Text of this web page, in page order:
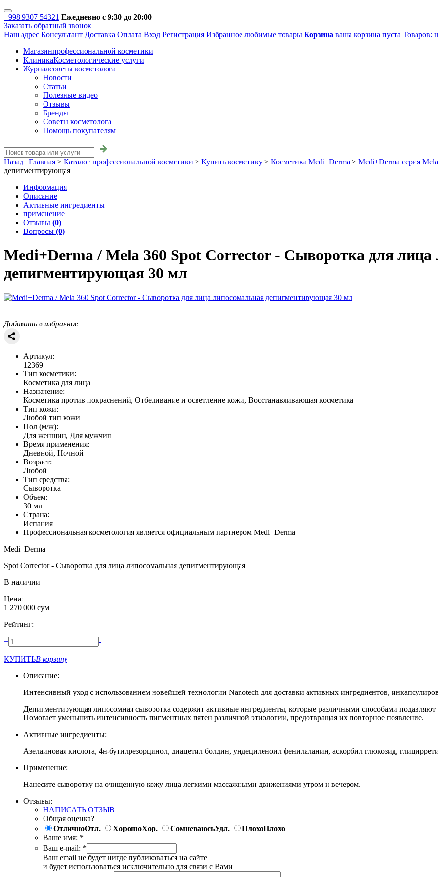
+998 9307 54321 Ежедневно с 9:30 до 20:00
Заказать обратный звонок
Наш адрес Консультант Доставка Оплата Вход Регистрация Избранное любимые товары Корзина ваша корзина пуста Товаров:
Магазинпрофессиональной косметики
КлиникаКосметологические услуги
Журналсоветы косметолога
Новости
Статьи
Полезные видео
Отзывы
Бренды
Советы косметолога
Помощь покупателям
Назад | Главная > Каталог профессиональной косметики > Купить косметику > Косметика Medi+Derma > Medi+Derma серия
депигментирующая
Информация
Описание
Активные ингредиенты
применение
Отзывы (0)
Вопросы (0)
Medi+Derma / Mela 360 Spot Corrector - Сыворотка для лица
депигментирующая 30 мл
Добавить в избранное
Артикул:
12369
Тип косметики:
Косметика для лица
Назначение:
Косметика против покраснений, Отбеливание и осветление кожи, Восстанавливающая косметика
Тип кожи:
Любой тип кожи
Пол (м/ж):
Для женщин, Для мужчин
Время применения:
Дневной, Ночной
Возраст:
Любой
Тип средства:
Сыворотка
Объем:
30 мл
Страна:
Испания
Профессиональная косметология является официальным партнером Medi+Derma
Medi+Derma
Spot Corrector - Сыворотка для лица липосомальная депигментирующая
В наличии
Цена:
1 270 000 сум
Рейтинг:
+ -
КУПИТЬВ корзину
Описание:
Интенсивный уход с использованием новейшей технологии Nanotech для доставки активных ингредиентов,
Депигментирующая липосомная сыворотка содержит активные ингредиенты, которые различными способами подавляют
Помогает уменьшить интенсивность пигментных пятен различной этиологии, предотвращая их повторное появление.
Активные ингредиенты:
Азелаиновая кислота, 4н-бутилрезорцинол, диацетил болдин, ундециленоил фенилаланин, аскорбил глюкозид,
Применение:
Нанесите сыворотку на очищенную кожу лица легкими массажными движениями утром и вечером.
Отзывы:
НАПИСАТЬ ОТЗЫВ
Общая оценка?
ОтличноОтл. ХорошоХор. СомневаюсьУдл. ПлохоПлохо
Ваше имя: *
Ваш e-mail: *
Ваш email не будет нигде публиковаться на сайте
и будет использоваться исключительно для связи с Вами